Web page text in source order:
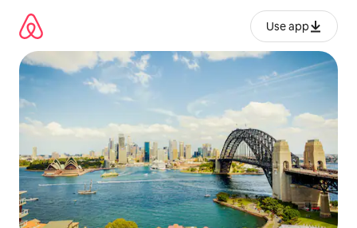
გადასვლა
Use app